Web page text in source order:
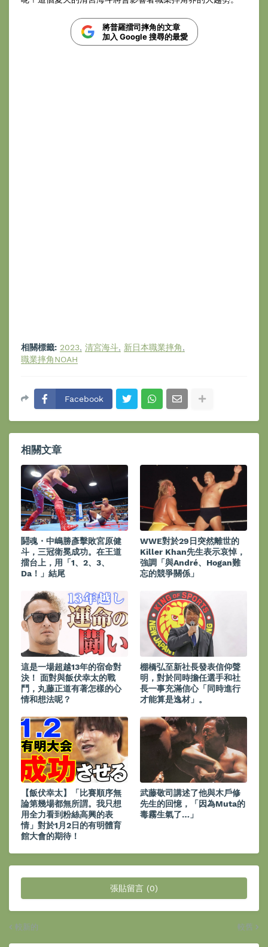
將普羅擂司摔角的文章
加入 Google 搜尋的最愛
相關標籤: 2023 清宮海斗
新日本職業摔角
職業摔角NOAH
Facebook
相關文章
鬪魂・中嶋勝彥擊敗宮原健
斗，三冠衛冕成功。在王道
擂台上，用「1、2、3、
Da！」結尾
WWE對於29日突然離世的
Killer Khan先生表示哀悼，
強調「與André、Hogan難
忘的競爭關係」
這是一場超越13年的宿命對
決！ 面對與飯伏幸太的戰
鬥，丸藤正道有著怎樣的心
情和想法呢？
棚橋弘至新社長發表信仰聲
明，對於同時擔任選手和社
長一事充滿信心「同時進行
才能算是逸材」。
【飯伏幸太】「比賽順序無
論第幾場都無所謂。我只想
用全力看到粉絲高興的表
情」對於1月2日的有明體育
館大會的期待！
武藤敬司講述了他與木戶修
先生的回憶，「因為Muta的
毒霧生氣了…」
張貼留言 (0)
較新的 較舊